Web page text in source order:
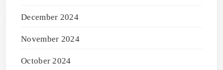
December 2024
November 2024
October 2024